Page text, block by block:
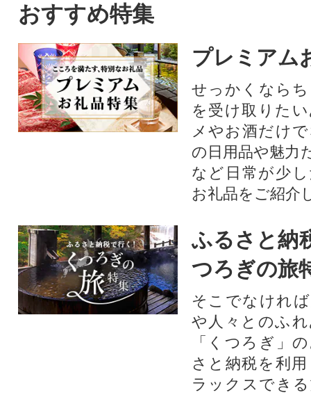
おすすめ特集
プレミアム
せっかくなら
を受け取りた
メやお酒だけ
の日用品や魅力
など日常が少
お礼品をご紹介
ふるさと納
つろぎの旅
そこでなけれ
や人々とのふ
「くつろぎ」
さと納税を利
ラックスでき